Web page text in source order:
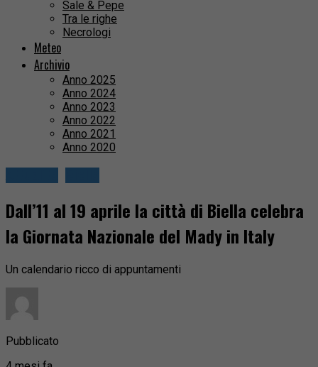
Sale & Pepe
Tra le righe
Necrologi
Meteo
Archivio
Anno 2025
Anno 2024
Anno 2023
Anno 2022
Anno 2021
Anno 2020
Dall’11 al 19 aprile la città di Biella celebra
la Giornata Nazionale del Mady in Italy
Un calendario ricco di appuntamenti
Pubblicato